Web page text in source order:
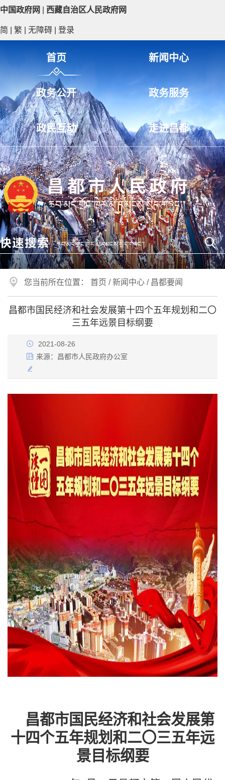
中国政府网 西藏自治区人民政府网
简 繁 无障碍 登录
首页 新闻中心
政务公开 政务服务
政民互动 走进昌都
您当前所在位置： 首页 /新闻中心 / 昌都要闻
昌都市国民经济和社会发展第十四个五年规划和二〇
三五年远景目标纲要
2021-08-26
来源： 昌都市人民政府办公室
昌都市国民经济和社会发展第
十四个五年规划和二〇三五年远
景目标纲要